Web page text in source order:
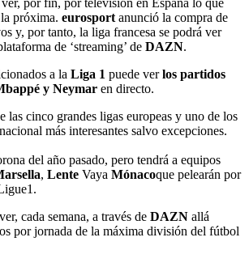
próxima. eurosport anunció la compra de
y, por tanto, la liga francesa se podrá ver
de ‘streaming’ de DAZN.
a la Liga 1 puede verlos partidos
y Neymar en directo.
las cinco grandes ligas europeas y uno de los
más interesantes salvo excepciones.
del año pasado, pero tendrá a equipos
, Lente Vaya Mónacoque pelearán por
cada semana, a través de DAZN allá
por jornada de la máxima división del fútbol